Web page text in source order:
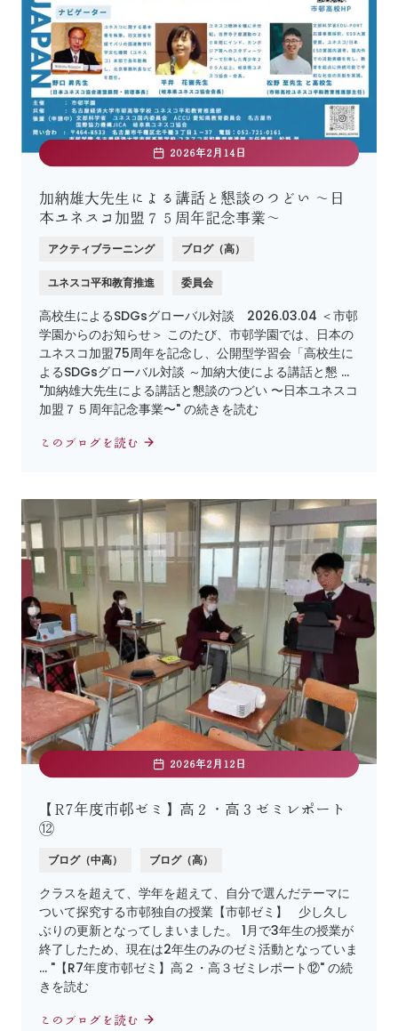
2026年2月14日
加納雄大先生による講話と懇談のつどい 〜日
本ユネスコ加盟７５周年記念事業〜
アクティブラーニング ブログ（高）
ユネスコ平和教育推進 委員会
高校生によるSDGsグローバル対談 2026.03.04 ＜市邨
学園からのお知らせ＞ このたび、市邨学園では、日本の
ユネスコ加盟75周年を記念し、公開型学習会「高校生に
よるSDGsグローバル対談 ～加納大使による講話と懇 …
"加納雄大先生による講話と懇談のつどい 〜日本ユネスコ
加盟７５周年記念事業〜" の続きを読む
このブログを読む
2026年2月12日
【R7年度市邨ゼミ】高２・高３ゼミレポート
⑫
ブログ（中高） ブログ（高）
クラスを超えて、学年を超えて、自分で選んだテーマに
ついて探究する市邨独自の授業【市邨ゼミ】 少し久し
ぶりの更新となってしまいました。 1月で3年生の授業が
終了したため、現在は2年生のみのゼミ活動となっていま
… "【R7年度市邨ゼミ】高２・高３ゼミレポート⑫" の続
きを読む
このブログを読む